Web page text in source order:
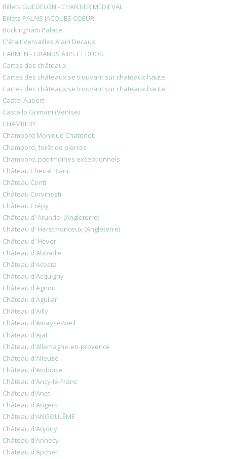
Billets GUEDELON - CHANTIER MEDIEVAL
Billets PALAIS JACQUES COEUR
Buckingham Palace
C'était Versailles Alain Decaux
CARMEN - GRANDS AIRS ET DUOS
Cartes des châteaux
Cartes des châteaux se trouvant sur chateaux.haute
Cartes des châteaux se trouvant sur chateaux.haute
Castel Aubert
Castello Grimani (Venise)
CHAMBERY
Chambord Monique Chatenet
Chambord, forêt de pierres
Chambord, patrimoines exceptionnels
Château Cheval Blanc
Château Conti
Château Corvinesti
Château Crépy
Château d' Arundel (Angleterre)
Château d' Herstmonceux (Angleterre)
Château d' Hever
Château d'Abbadie
Château d'Acosta
Château d'Acquigny
Château d'Agnou
Château d'Aguilar
Château d'Ailly
Château d'Ainay-le-Vieil
Château d'Ajat
Château d'Allemagne-en-provence
Château d'Alleuze
Château d'Amboise
Château d'Ancy-le-Franc
Château d'Anet
Château d'Angers
Château d'ANGOULÊME
Château d'Anjony
Château d'Annecy
Château d'Apcher